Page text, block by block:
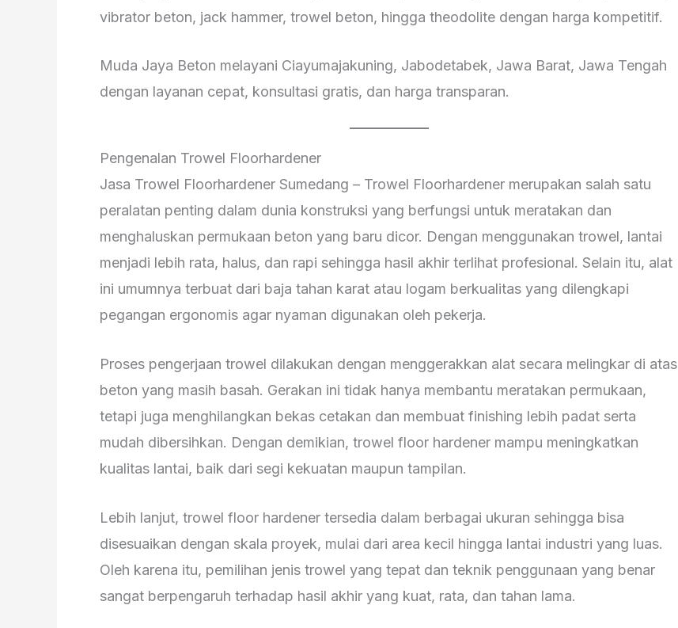
vibrator beton, jack hammer, trowel beton, hingga theodolite dengan harga kompetitif.
Muda Jaya Beton melayani Ciayumajakuning, Jabodetabek, Jawa Barat, Jawa Tengah
dengan layanan cepat, konsultasi gratis, dan harga transparan.
Pengenalan Trowel Floorhardener
Jasa Trowel Floorhardener Sumedang – Trowel Floorhardener merupakan salah satu
peralatan penting dalam dunia konstruksi yang berfungsi untuk meratakan dan
menghaluskan permukaan beton yang baru dicor. Dengan menggunakan trowel, lantai
menjadi lebih rata, halus, dan rapi sehingga hasil akhir terlihat profesional. Selain itu, alat
ini umumnya terbuat dari baja tahan karat atau logam berkualitas yang dilengkapi
pegangan ergonomis agar nyaman digunakan oleh pekerja.
Proses pengerjaan trowel dilakukan dengan menggerakkan alat secara melingkar di atas
beton yang masih basah. Gerakan ini tidak hanya membantu meratakan permukaan,
tetapi juga menghilangkan bekas cetakan dan membuat finishing lebih padat serta
mudah dibersihkan. Dengan demikian, trowel floor hardener mampu meningkatkan
kualitas lantai, baik dari segi kekuatan maupun tampilan.
Lebih lanjut, trowel floor hardener tersedia dalam berbagai ukuran sehingga bisa
disesuaikan dengan skala proyek, mulai dari area kecil hingga lantai industri yang luas.
Oleh karena itu, pemilihan jenis trowel yang tepat dan teknik penggunaan yang benar
sangat berpengaruh terhadap hasil akhir yang kuat, rata, dan tahan lama.